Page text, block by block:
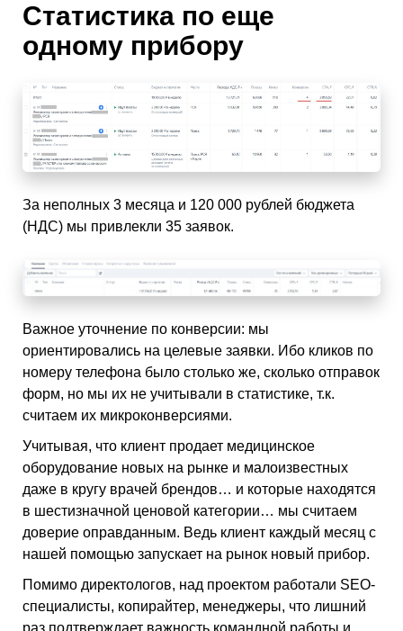
Статистика по еще
одному прибору
За неполных 3 месяца и 120 000 рублей бюджета
(НДС) мы привлекли 35 заявок.
Важное уточнение по конверсии: мы
ориентировались на целевые заявки. Ибо кликов по
номеру телефона было столько же, сколько отправок
форм, но мы их не учитывали в статистике, т.к.
считаем их микроконверсиями.
Учитывая, что клиент продает медицинское
оборудование новых на рынке и малоизвестных
даже в кругу врачей брендов… и которые находятся
в шестизначной ценовой категории… мы считаем
доверие оправданным. Ведь клиент каждый месяц с
нашей помощью запускает на рынок новый прибор.
Помимо директологов, над проектом работали SEO-
специалисты, копирайтер, менеджеры, что лишний
раз подтверждает важность командной работы и